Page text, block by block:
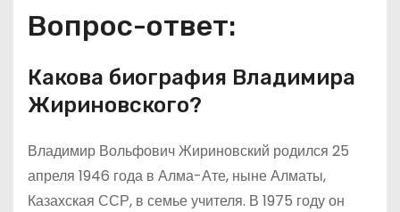
Вопрос-ответ:
Какова биография Владимира
Жириновского?
Владимир Вольфович Жириновский родился 25
апреля 1946 года в Алма-Ате, ныне Алматы,
Казахская ССР, в семье учителя. В 1975 году он